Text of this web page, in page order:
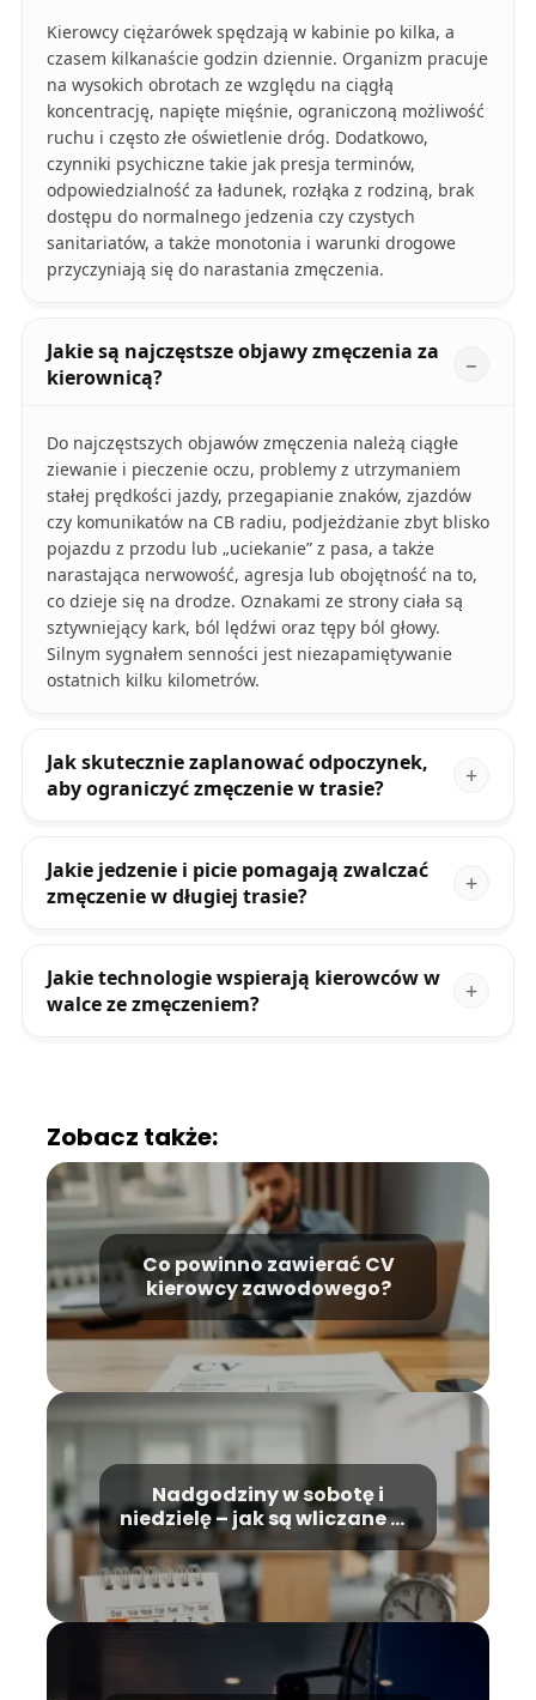
Kierowcy ciężarówek spędzają w kabinie po kilka, a
czasem kilkanaście godzin dziennie. Organizm pracuje
na wysokich obrotach ze względu na ciągłą
koncentrację, napięte mięśnie, ograniczoną możliwość
ruchu i często złe oświetlenie dróg. Dodatkowo,
czynniki psychiczne takie jak presja terminów,
odpowiedzialność za ładunek, rozłąka z rodziną, brak
dostępu do normalnego jedzenia czy czystych
sanitariatów, a także monotonia i warunki drogowe
przyczyniają się do narastania zmęczenia.
Jakie są najczęstsze objawy zmęczenia za
kierownicą?
Do najczęstszych objawów zmęczenia należą ciągłe
ziewanie i pieczenie oczu, problemy z utrzymaniem
stałej prędkości jazdy, przegapianie znaków, zjazdów
czy komunikatów na CB radiu, podjeżdżanie zbyt blisko
pojazdu z przodu lub „uciekanie” z pasa, a także
narastająca nerwowość, agresja lub obojętność na to,
co dzieje się na drodze. Oznakami ze strony ciała są
sztywniejący kark, ból lędźwi oraz tępy ból głowy.
Silnym sygnałem senności jest niezapamiętywanie
ostatnich kilku kilometrów.
Jak skutecznie zaplanować odpoczynek,
aby ograniczyć zmęczenie w trasie?
Jakie jedzenie i picie pomagają zwalczać
zmęczenie w długiej trasie?
Jakie technologie wspierają kierowców w
walce ze zmęczeniem?
Zobacz także:
Co powinno zawierać CV
kierowcy zawodowego?
Nadgodziny w sobotę i
niedzielę – jak są wliczane do
wynagrodzenia?